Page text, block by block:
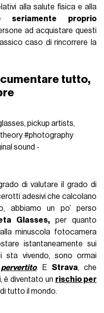
alla salute fisica e alla
seriamente proprio
ad acquistare questi
caso di rincorrere la
tutto,
pickup artists,
#photography
sound -
di valutare il grado di
adesivi che calcolano
abbiamo un po’ perso
Glasses, per quanto
minuscola fotocamera
istantaneamente sui
vivendo, sono ormai
. E Strava, che
è diventato un rischio per
di tutto il mondo.